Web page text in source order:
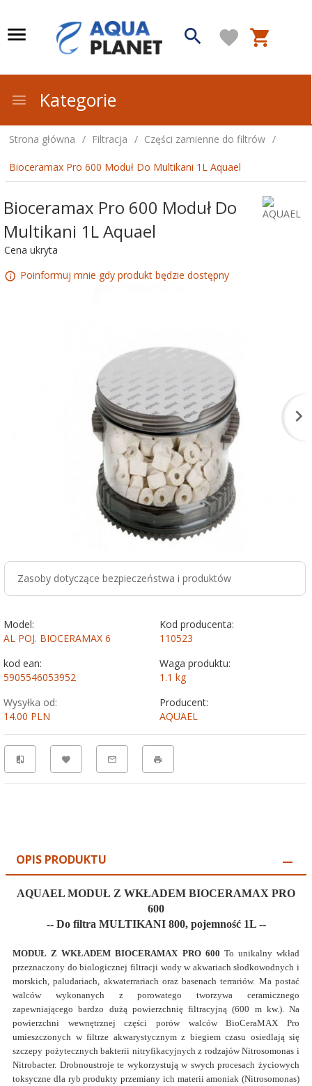
Kategorie
Strona główna Filtracja Części zamienne do filtrów
Bioceramax Pro 600 Moduł Do Multikani 1L Aquael
Bioceramax Pro 600 Moduł Do
Multikani 1L Aquael
Cena ukryta
Poinformuj mnie gdy produkt będzie dostępny
Zasoby dotyczące bezpieczeństwa i produktów
Model:
AL POJ. BIOCERAMAX 6
Kod producenta:
110523
kod ean:
5905546053952
Waga produktu:
1.1 kg
Wysyłka od:
14.00 PLN
Producent:
AQUAEL
OPIS PRODUKTU
AQUAEL MODUŁ Z WKŁADEM BIOCERAMAX PRO
600
-- Do filtra MULTIKANI 800, pojemność 1L --
MODUŁ Z WKŁADEM BIOCERAMAX PRO 600 To unikalny wkład
przeznaczony do biologicznej filtracji wody w akwariach słodkowodnych i
morskich, paludariach, akwaterrariach oraz basenach terrariów. Ma postać
walców wykonanych z porowatego tworzywa ceramicznego
zapewniającego bardzo dużą powierzchnię filtracyjną (600 m kw.). Na
powierzchni wewnętrznej części porów walców BioCeraMAX Pro
umieszczonych w filtrze akwarystycznym z biegiem czasu osiedlają się
szczepy pożytecznych bakterii nitryfikacyjnych z rodzajów Nitrosomonas i
Nitrobacter. Drobnoustroje te wykorzystują w swych procesach życiowych
toksyczne dla ryb produkty przemiany ich materii amoniak (Nitrosomonas)